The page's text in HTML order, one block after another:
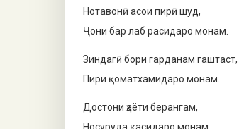
Нотавонӣ асои пирӣ шуд,
Ҷони бар лаб расидаро монам.
Зиндагӣ бори гарданам гаштаст,
Пири қоматхамидаро монам.
Достони ҳаёти берангам,